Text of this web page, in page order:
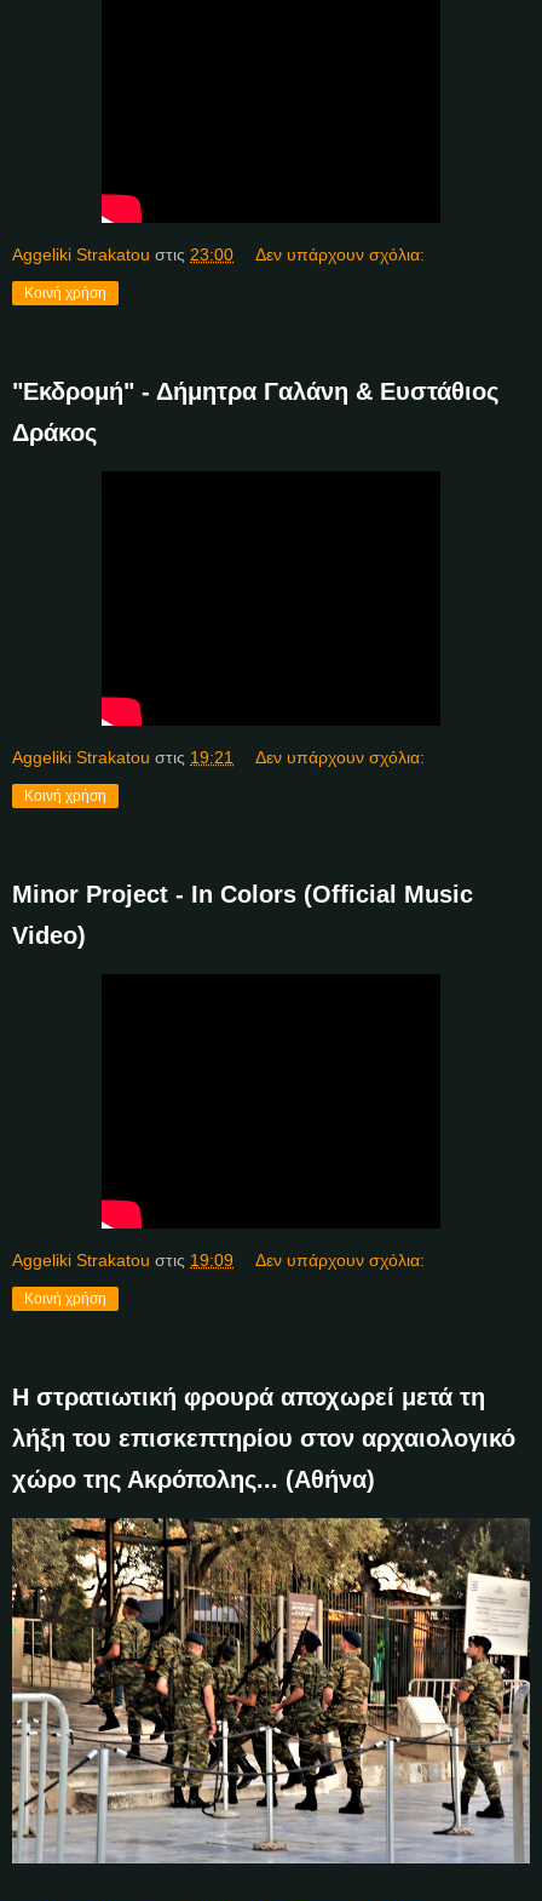
Aggeliki Strakatou στις 23:00 Δεν υπάρχουν σχόλια:
Κοινή χρήση
"Εκδρομή" - Δήμητρα Γαλάνη & Ευστάθιος
Δράκος
Aggeliki Strakatou στις 19:21 Δεν υπάρχουν σχόλια:
Κοινή χρήση
Minor Project - In Colors (Official Music
Video)
Aggeliki Strakatou στις 19:09 Δεν υπάρχουν σχόλια:
Κοινή χρήση
Η στρατιωτική φρουρά αποχωρεί μετά τη
λήξη του επισκεπτηρίου στον αρχαιολογικό
χώρο της Ακρόπολης... (Αθήνα)